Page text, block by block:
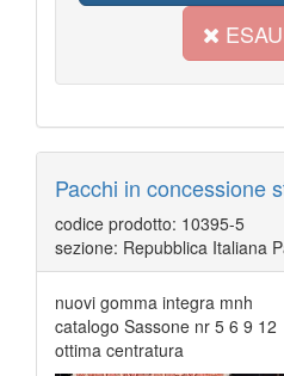
Pacchi in concessione
codice prodotto: 10395-5
sezione: Repubblica Italiana
nuovi gomma integra mnh
catalogo Sassone nr 5 6 9 12
ottima centratura